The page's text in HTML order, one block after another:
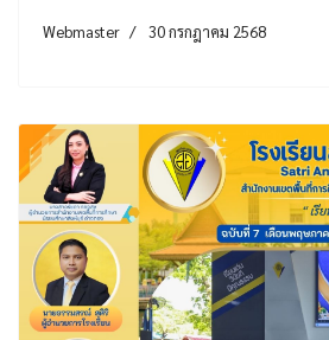
Webmaster 30 กรกฎาคม 2568